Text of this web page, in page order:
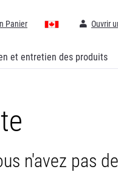
et entretien des produits
Panier Ouvrir
n'avez pas